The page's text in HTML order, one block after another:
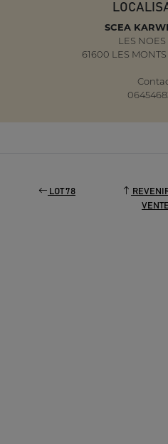
SCEA
LES NOES
61600 LES
LOT 78
VENTE